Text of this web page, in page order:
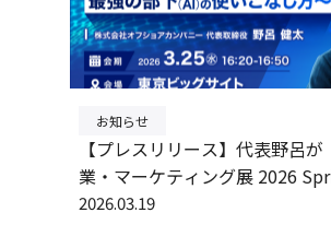
お知らせ
【プレスリリース】代表野呂が
業・マーケティング展 2026
壇
2026.03.19